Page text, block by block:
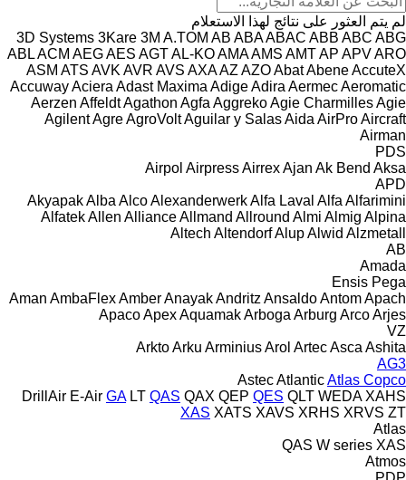
لم يتم العثور على نتائج لهذا الاستعلام
3D Systems 3Kare 3M A.TOM AB ABAABAC ABB ABC ABG
ABLACM AEGAES AGTAL-KOAMAAMS AMTAP APVARO
ASM ATS AVK AVR AVS AXAAZ AZOAbatAbeneAccuteX
AccuwayAciera Adast Maxima AdigeAdira AermecAeromatic
Aerzen AffeldtAgathon Agfa AggrekoAgie CharmillesAgie
AgilentAgreAgroVoltAguilar y SalasAida AirProAircraft
Airman
PDS
Airpol AirpressAirrexAjan Ak Bend Aksa
APD
AkyapakAlba AlcoAlexanderwerkAlfa Laval Alfa Alfarimini
AlfatekAllen AllianceAllmand Allround Almi Almig Alpina
Altech AltendorfAlupAlwid Alzmetall
AB
Amada
Ensis Pega
Aman AmbaFlexAmberAnayakAndritz AnsaldoAntomApach
ApacoApexAquamakArboga Arburg ArcoArjes
VZ
ArktoArku ArminiusArol ArtecAsca Ashita
AG3
AstecAtlanticAtlas Copco
DrillAir E-Air GA LT QAS QAX QEP QES QLT WEDA XAHS
XAS XATS XAVS XRHS XRVS ZT
Atlas
QAS W series XAS
Atmos